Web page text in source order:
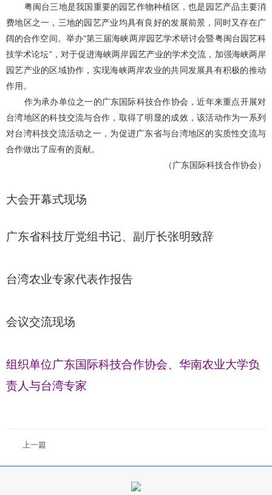
粤闽台三地是我国重要的园艺作物种植区，也是园艺产品主要消
费地区之一，三地的园艺产业均具有良好的发展前景，同时又存在广
阔的合作空间。举办“第三届海峡两岸园艺学术研讨会暨粤闽台园艺科
技学术论坛”，对于促进海峡两岸园艺产业的学术交流，加强海峡两岸
园艺产业的区域协作，实现海峡两岸农业的共同发展具有积极的推动
作用。
作为承办单位之一的广东国际科技合作协会，近年来重点开展对
台湾地区的科技交流与合作，取得了明显的成效，该活动作为一系列
对台湾科技交流活动之一，为促进广东省与台湾地区的实质性交流与
合作做出了应有的贡献。
（广东国际科技合作协会）
大会开幕式现场
广东省科技厅党组书记、副厅长张明致辞
台湾农业专家代表作报告
会议交流现场
组织单位广东国际科技合作协会、华南农业大学负
责人与台湾专家
上一篇